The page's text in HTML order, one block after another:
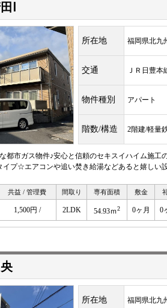
Ⅰ
所在地 福岡県北九
交通 ＪＲ日豊
物件種別 アパート
階数/構造 2階建/軽量
都市ガス物件♪安心と信頼のセキスイハイム施
イプ☆エアコンや追い焚き給湯などあると嬉しい
共益 / 管理費 間取り 専有面積 敷金
1,500円 / 2LDK 54.93ｍ2 0ヶ月 0
所在地 福岡県北九